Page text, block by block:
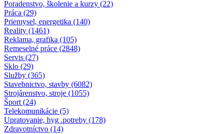
Poradenstvo, školenie a kurzy (22)
Práca (29)
Priemysel, energetika (140)
Reality (1461)
Reklama, grafika (105)
Remeselné práce (2848)
Servis (27)
Sklo (29)
Služby (365)
Stavebnictvo, stavby (6082)
Strojárenstvo, stroje (1055)
Šport (24)
Telekomunikácie (5)
Upratovanie, hyg .potreby (178)
Zdravotníctvo (14)